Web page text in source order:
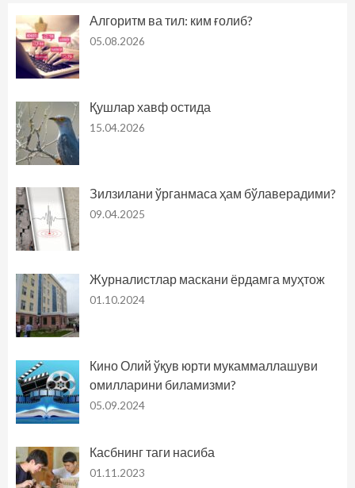
Алгоритм ва тил: ким ғолиб?
05.08.2026
Қушлар хавф остида
15.04.2026
Зилзилани ўрганмаса ҳам бўлаверадими?
09.04.2025
Журналистлар маскани ёрдамга муҳтож
01.10.2024
Кино Олий ўқув юрти мукаммаллашуви
омилларини биламизми?
05.09.2024
Касбнинг таги насиба
01.11.2023